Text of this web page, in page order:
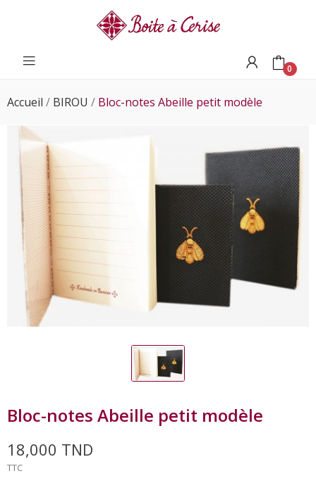
0
Accueil BIROU Bloc-notes Abeille petit modèle
Bloc-notes Abeille petit modèle
18,000 TND
TTC